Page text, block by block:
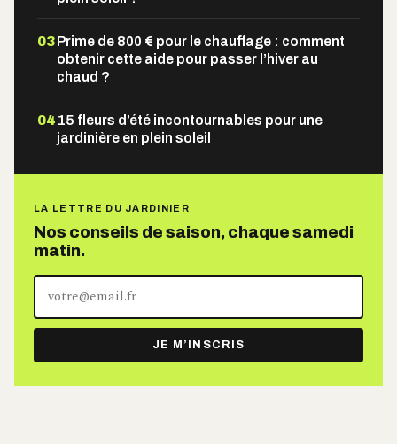
03Prime de 800 € pour le chauffage : comment
obtenir cette aide pour passer l’hiver au
chaud ?
04 15 fleurs d’été incontournables pour une
jardinière en plein soleil
LA LETTRE DU JARDINIER
Nos conseils de saison, chaque samedi
matin.
Votre
adresse
e-
mail
JE M’INSCRIS